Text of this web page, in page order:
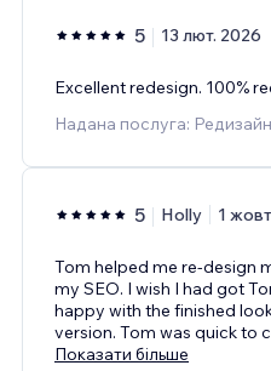
5 13 лют. 2026
Excellent redesign. 100%
Надана послуга:
5 Holly 1
Tom helped me re-design
my SEO. I wish I had got
happy with the finished
version. Tom was quick to
Показати більше